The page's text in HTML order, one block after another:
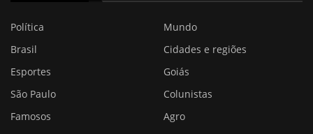
Política
Mundo
Brasil
Cidades e regiões
Esportes
Goiás
São Paulo
Colunistas
Famosos
Agro